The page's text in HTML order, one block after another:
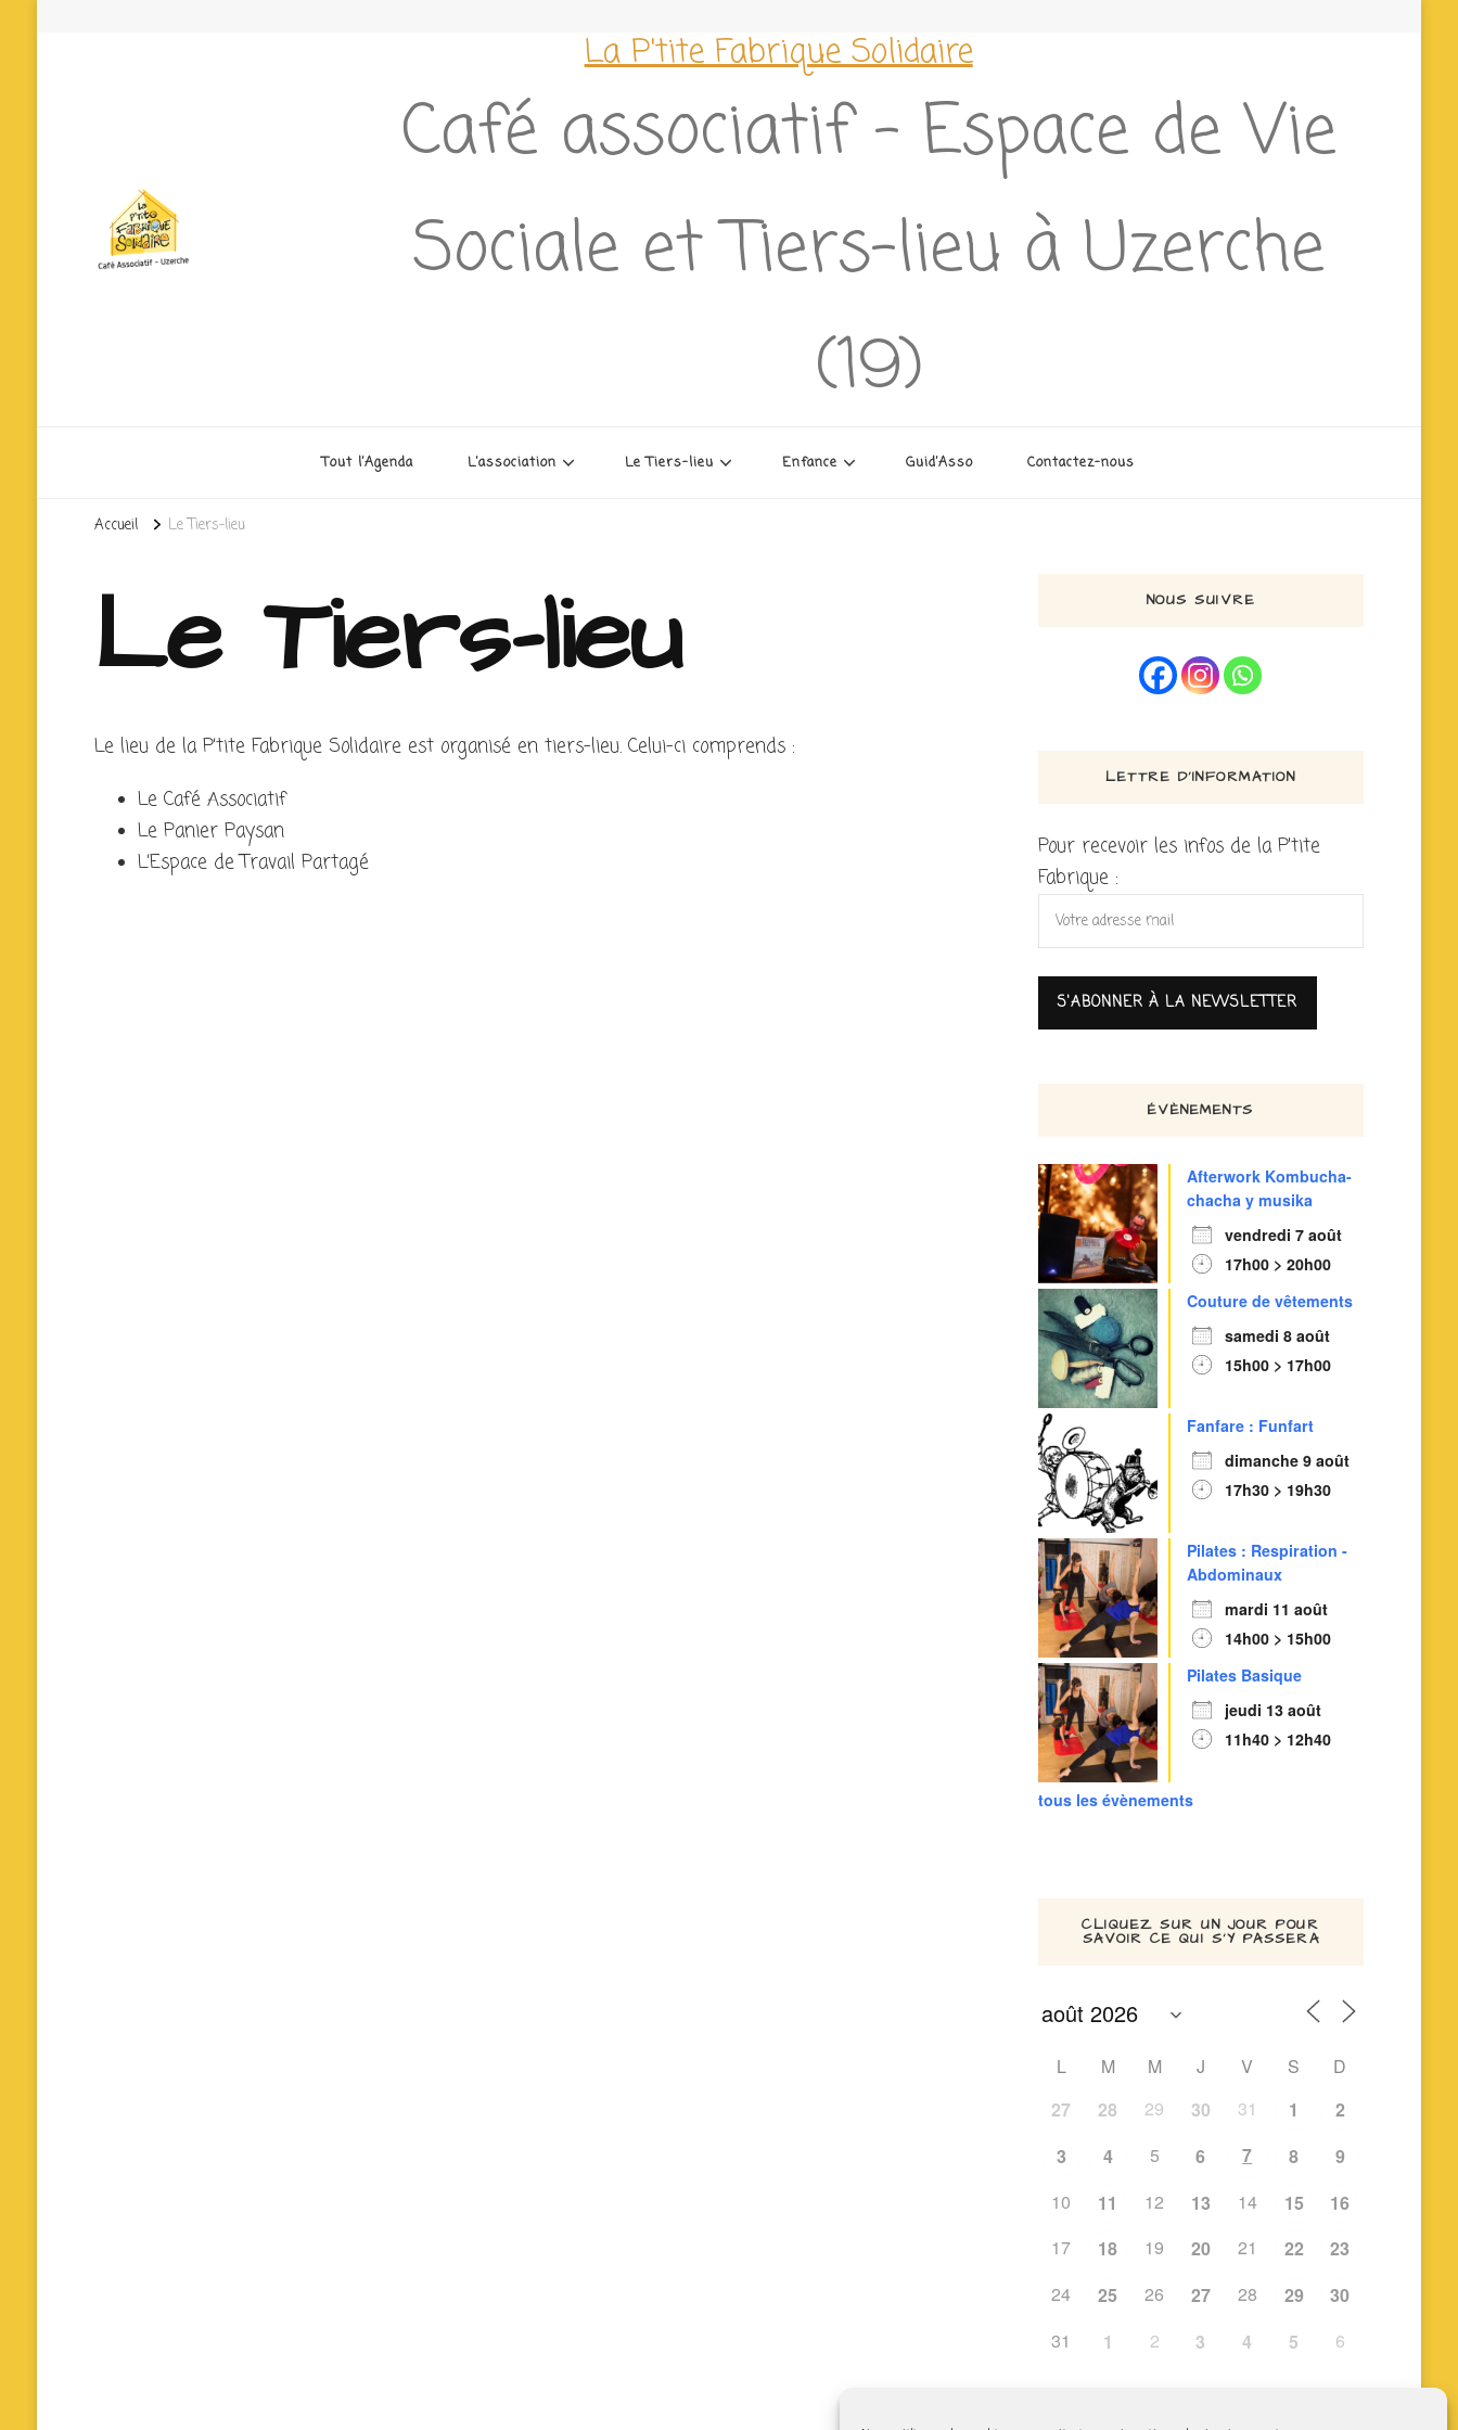
La P'tite Fabrique Solidaire
Café associatif – Espace de Vie
Sociale et Tiers-lieu à Uzerche
(19)
Tout l’Agenda L’association Le Tiers-lieu Enfance Guid’Asso Contactez-nous
Accueil Le Tiers-lieu
Le Tiers-lieu
Le lieu de la P’tite Fabrique Solidaire est organisé en tiers-lieu. Celui-ci comprends :
Le Café Associatif
Le Panier Paysan
L’Espace de Travail Partagé
NOUS SUIVRE
LETTRE D’INFORMATION
Pour recevoir les infos de la P'tite
Fabrique :
ÉVÈNEMENTS
Afterwork Kombucha-
chacha y musika
vendredi 7 août
17h00 > 20h00
Couture de vêtements
samedi 8 août
15h00 > 17h00
Fanfare : Funfart
dimanche 9 août
17h30 > 19h30
Pilates : Respiration -
Abdominaux
mardi 11 août
14h00 > 15h00
Pilates Basique
jeudi 13 août
11h40 > 12h40
tous les évènements
CLIQUEZ SUR UN JOUR POUR
SAVOIR CE QUI S’Y PASSERA
L M M J V S
D
27
28 29 30 31 1
2
3
4 5 6 7 8
9
10
11 12 13 14 15
16
17
18 19 20 21 22
23
24
25 26 27 28 29
30
31
1 2 3 4 5 6